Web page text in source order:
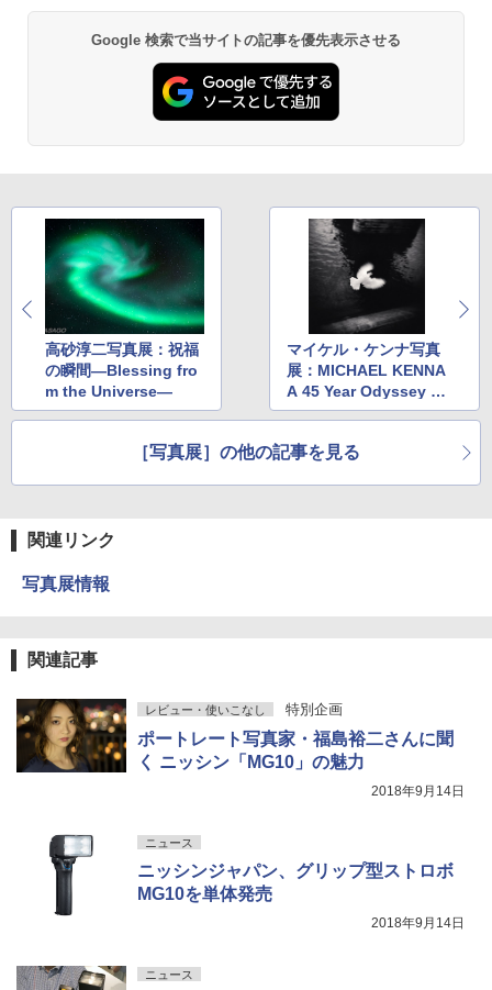
Google 検索で当サイトの記事を優先表示させる
高砂淳二写真展：祝福
の瞬間―Blessing fro
m the Universe―
マイケル・ケンナ写真
展：MICHAEL KENNA
A 45 Year Odyssey 1
973-2018
［写真展］の他の記事を見る
関連リンク
写真展情報
関連記事
レビュー・使いこなし 特別企画
ポートレート写真家・福島裕二さんに聞
く ニッシン「MG10」の魅力
2018年9月14日
ニュース
ニッシンジャパン、グリップ型ストロボ
MG10を単体発売
2018年9月14日
ニュース